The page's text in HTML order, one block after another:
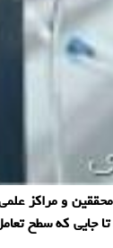
و مراكز
كه سطح